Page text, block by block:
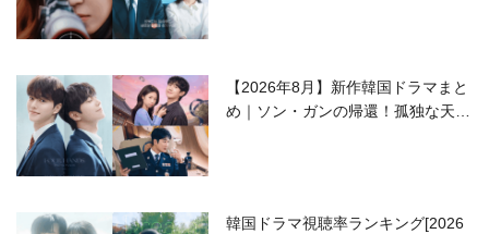
【2026年8月】新作韓国ドラマまと
め｜ソン・ガンの帰還！孤独な天才
韓国ドラマ視聴率ランキング[2026